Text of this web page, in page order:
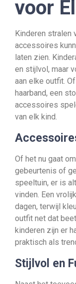
voor
Kinderen stralen
accessoires
laten zien.
en stijlvol, maar
aan elke outfit.
haarband, een
accessoires
van elk kind.
Of het nu gaat
gebeurtenis of
speeltuin, er is
vinden. Een
dagen, terwijl
outfit net dat
kinderen zijn er
praktisch als
Stijlvol en